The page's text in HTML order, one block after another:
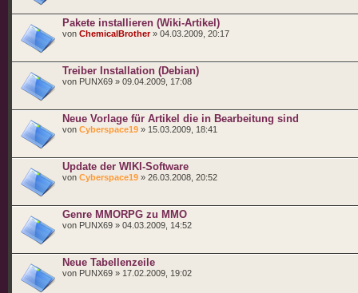
Pakete installieren (Wiki-Artikel)
von ChemicalBrother» 04.03.2009, 20:17
Treiber Installation (Debian)
von PUNX69 » 09.04.2009, 17:08
Neue Vorlage für Artikel die in Bearbeitung sind
von Cyberspace19 » 15.03.2009, 18:41
Update der WIKI-Software
von Cyberspace19 » 26.03.2008, 20:52
Genre MMORPG zu MMO
von PUNX69 » 04.03.2009, 14:52
Neue Tabellenzeile
von PUNX69 » 17.02.2009, 19:02